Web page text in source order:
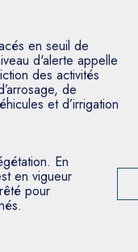
en seuil de
d'alerte appelle
des activités
de
et d’irrigation
En
en vigueur
pour